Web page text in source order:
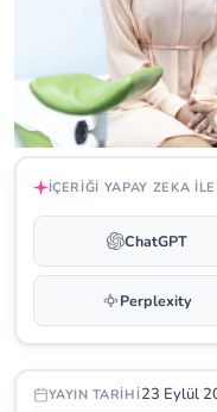
İÇERIĞI YAPAY ZEKA
ChatGPT
Perplexity
YAYIN TARIHI23 Eylül